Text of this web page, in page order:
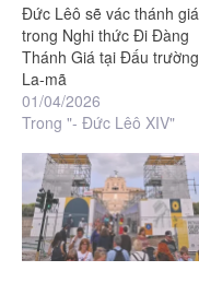
Đức Lêô sẽ vác thánh giá
trong Nghi thức Đi Đàng
Thánh Giá tại Đấu trường
La-mã
01/04/2026
Trong "- Đức Lêô XIV"